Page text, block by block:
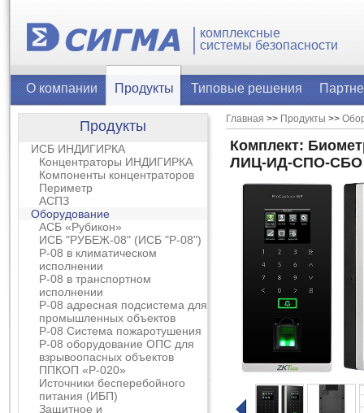
комплексные
системы безопасности
О компании Продукты Типовые решения
Продукты
ИСБ ИНДИГИРКА
Концентраторы ИНДИГИРКА
Компоненты концентраторов
Периметр
АСПЗ
Оборудование
АСБ «Рубикон»
ИСБ "РУБЕЖ-08" (ИСБ "Р-08")
Р-08 в климатическом
исполнении
Р-08 в транспортном
исполнении
Р-08 адресная подсистема для
промышленных объектов
Р-08 Система пожаротушения
Р-08 оборудование ОПС для
взрывоопасных объектов
ППКОП «Р-020»
Источники бесперебойного
питания (ИБП)
Защитное и
Главная >> Продукты >>
Комплект:
ЛИЦ-ИД-СПО-СБО